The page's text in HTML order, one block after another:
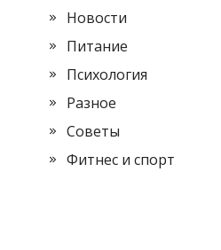
Новости
Питание
Психология
Разное
Советы
Фитнес и спорт